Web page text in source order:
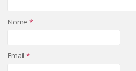
Nome *
Email *